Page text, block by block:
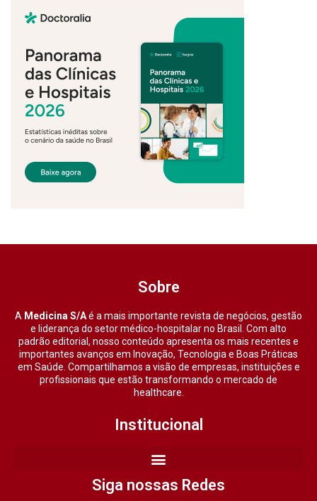
Sobre
A Medicina S/Aé a mais importante revista de negócios, gestão
e liderança do setor médico-hospitalar no Brasil. Com alto
padrão editorial, nosso conteúdo apresenta os mais recentes e
importantes avanços em Inovação, Tecnologia e Boas Práticas
em Saúde. Compartilhamos a visão de empresas, instituições e
profissionais que estão transformando o mercado de
healthcare.
Institucional
Siga nossas Redes